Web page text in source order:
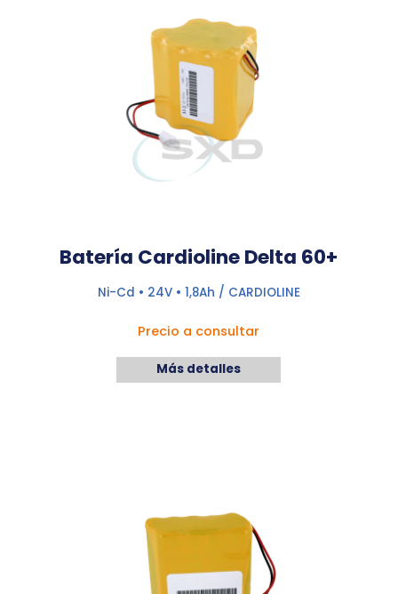
Batería Cardioline Delta 60+
Ni-Cd • 24V • 1,8Ah / CARDIOLINE
Precio a consultar
Más detalles